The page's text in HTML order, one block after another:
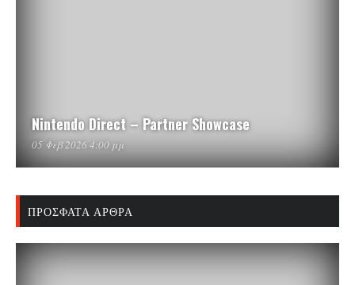
Nintendo Direct – Partner Showcase
05 Φεβ 2026 4:00 μμ
ΠΡΌΣΦΑΤΑ ΆΡΘΡΑ